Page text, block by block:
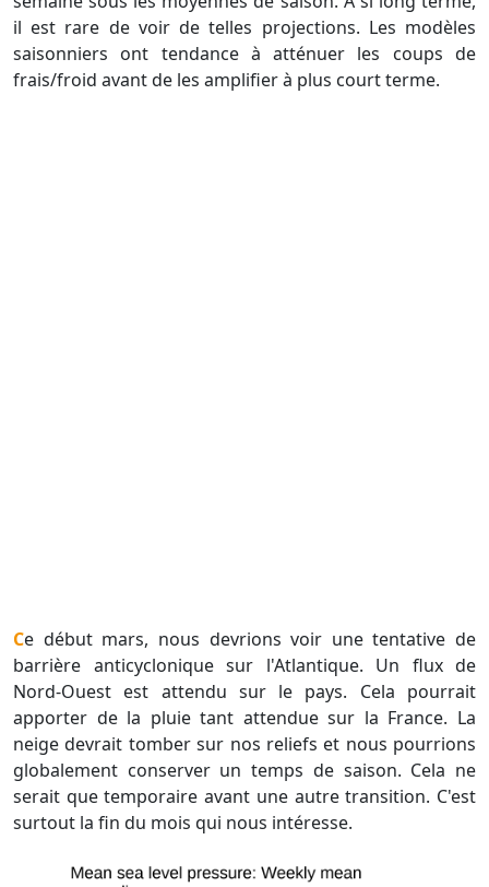
il est rare de voir de telles projections. Les modèles
saisonniers ont tendance à atténuer les coups de
frais/froid avant de les amplifier à plus court terme.
Ce début mars, nous devrions voir une tentative de
barrière anticyclonique sur l'Atlantique. Un flux de
Nord-Ouest est attendu sur le pays. Cela pourrait
apporter de la pluie tant attendue sur la France. La
neige devrait tomber sur nos reliefs et nous pourrions
globalement conserver un temps de saison. Cela ne
serait que temporaire avant une autre transition. C'est
surtout la fin du mois qui nous intéresse.